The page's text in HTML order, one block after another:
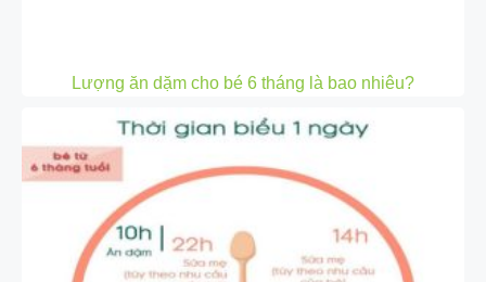
Lượng ăn dặm cho bé 6 tháng là bao nhiêu?